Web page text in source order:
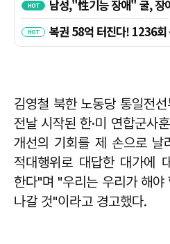
김영철 북한 노동당 통일전
전날 시작된 한·미 연합군사
개선의 기회를 제 손으로 날
적대행위로 대답한 대가에
한다"며 "우리는 우리가 해야
나갈 것"이라고 경고했다.